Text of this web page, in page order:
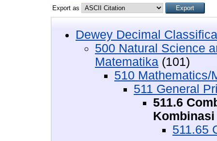
Export as
Dewey Decimal
500 Natural Science
Matematika (101)
510 Mathematics/
511 General
511.6
Kombinasi
511.65